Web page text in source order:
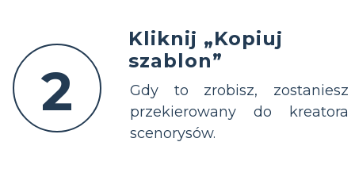
2
Kliknij „Kopiuj
szablon”
Gdy to zrobisz, zostaniesz
przekierowany do kreatora
scenorysów.